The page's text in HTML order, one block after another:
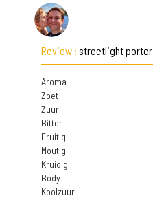
Review : streetlight porter
Aroma
Zoet
Zuur
Bitter
Fruitig
Moutig
Kruidig
Body
Koolzuur